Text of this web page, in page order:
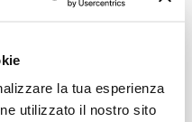
la tua esperienza
utilizzato il nostro sito